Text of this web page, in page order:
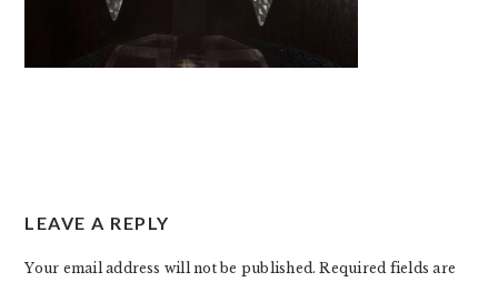
INTERACTIONS
LEAVE A REPLY
Your email address will not be published. Required fields are